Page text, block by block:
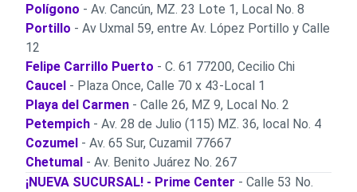
Polígono - Av. Cancún, MZ. 23 Lote 1, Local No. 8
Portillo - Av Uxmal 59, entre Av. López Portillo y Calle
12
Felipe Carrillo Puerto - C. 61 77200, Cecilio Chi
Caucel - Plaza Once, Calle 70 x 43-Local 1
Playa del Carmen - Calle 26, MZ 9, Local No. 2
Petempich - Av. 28 de Julio (115) MZ. 36, local No. 4
Cozumel - Av. 65 Sur, Cuzamil 77667
Chetumal - Av. Benito Juárez No. 267
¡NUEVA SUCURSAL! - Prime Center - Calle 53 No.